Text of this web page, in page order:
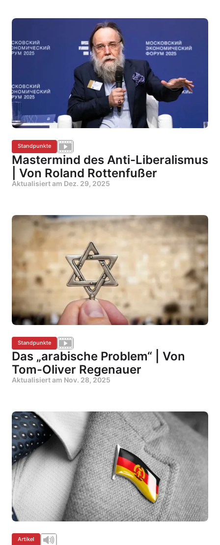
Standpunkte
Mastermind des Anti-Liberalismus
| Von Roland Rottenfußer
Aktualisiert am Dez. 29, 2025
Standpunkte
Das „arabische Problem“ | Von
Tom-Oliver Regenauer
Aktualisiert am Nov. 28, 2025
Artikel